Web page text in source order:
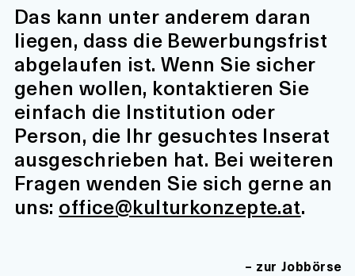
Das kann unter anderem daran
liegen, dass die Bewerbungsfrist
abgelaufen ist. Wenn Sie sicher
gehen wollen, kontaktieren Sie
einfach die Institution oder
Person, die Ihr gesuchtes Inserat
ausgeschrieben hat. Bei weiteren
Fragen wenden Sie sich gerne an
uns: office@kulturkonzepte.at.
zur Jobbörse